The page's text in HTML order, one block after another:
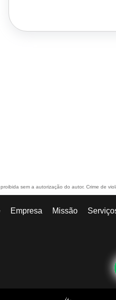
sem a autorização do autor. Crime de
Empresa Missão